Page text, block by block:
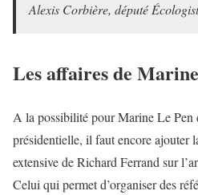
Alexis Corbière, député
Les affaires de
A la possibilité pour Marine Le Pen
présidentielle, il faut encore ajouter
extensive de Richard Ferrand sur
Celui qui permet d’organiser des